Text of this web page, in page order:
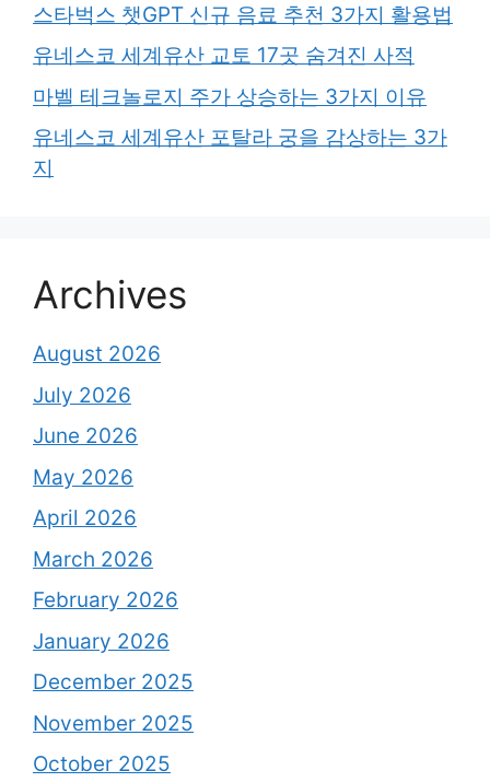
스타벅스 챗GPT 신규 음료 추천 3가지 활용법
유네스코 세계유산 교토 17곳 숨겨진 사적
마벨 테크놀로지 주가 상승하는 3가지 이유
유네스코 세계유산 포탈라 궁을 감상하는 3가
지
Archives
August 2026
July 2026
June 2026
May 2026
April 2026
March 2026
February 2026
January 2026
December 2025
November 2025
October 2025